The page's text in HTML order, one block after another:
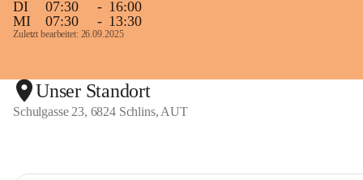
DI 07:30 - 16:00
MI
07:30 - 13:30
Zuletzt bearbeitet: 26.09.2025
Unser Standort
Schulgasse 23, 6824 Schlins, AUT